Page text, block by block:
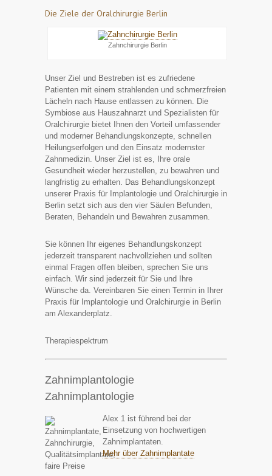
Die Ziele der Oralchirurgie Berlin
Zahnchirurgie Berlin
Unser Ziel und Bestreben ist es zufriedene
Patienten mit einem strahlenden und schmerzfreien
Lächeln nach Hause entlassen zu können. Die
Symbiose aus Hauszahnarzt und Spezialisten für
Oralchirurgie bietet Ihnen den Vorteil umfassender
und moderner Behandlungskonzepte, schnellen
Heilungserfolgen und den Einsatz modernster
Zahnmedizin. Unser Ziel ist es, Ihre orale
Gesundheit wieder herzustellen, zu bewahren und
langfristig zu erhalten. Das Behandlungskonzept
unserer Praxis für Implantologie und Oralchirurgie in
Berlin setzt sich aus den vier Säulen Befunden,
Beraten, Behandeln und Bewahren zusammen.
Sie können Ihr eigenes Behandlungskonzept
jederzeit transparent nachvollziehen und sollten
einmal Fragen offen bleiben, sprechen Sie uns
einfach. Wir sind jederzeit für Sie und Ihre
Wünsche da. Vereinbaren Sie einen Termin in Ihrer
Praxis für Implantologie und Oralchirurgie in Berlin
am Alexanderplatz.
Therapiespektrum
Zahnimplantologie
Zahnimplantologie
Alex 1 ist führend bei der
Einsetzung von hochwertigen
Zahnimplantaten.
Mehr über Zahnimplantate